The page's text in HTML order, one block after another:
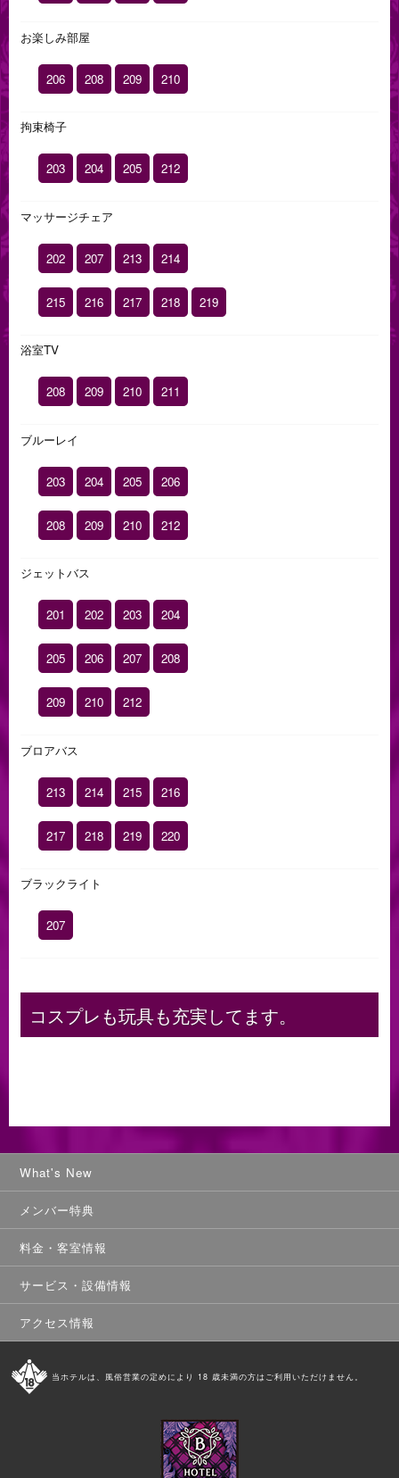
お楽しみ部屋
206 208 209 210
拘束椅子
203 204 205 212
マッサージチェア
202 207 213 214
215 216 217 218 219
浴室TV
208 209 210 211
ブルーレイ
203 204 205 206
208 209 210 212
ジェットバス
201 202 203 204
205 206 207 208
209 210 212
ブロアバス
213 214 215 216
217 218 219 220
ブラックライト
207
コスプレも玩具も充実してます。
What's New
メンバー特典
料金・客室情報
サービス・設備情報
アクセス情報
当ホテルは、風俗営業の定めにより 18 歳未満の方はご利用いただけません。